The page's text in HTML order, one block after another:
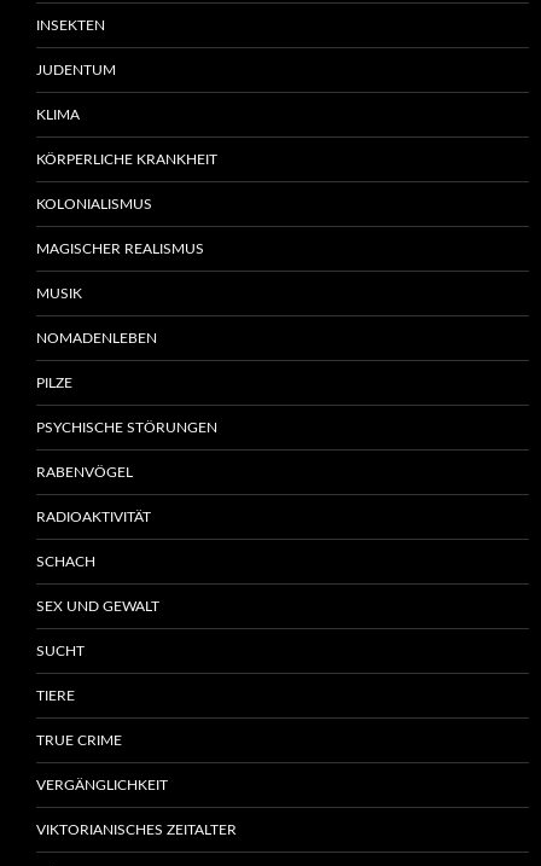
INSEKTEN
JUDENTUM
KLIMA
KÖRPERLICHE KRANKHEIT
KOLONIALISMUS
MAGISCHER REALISMUS
MUSIK
NOMADENLEBEN
PILZE
PSYCHISCHE STÖRUNGEN
RABENVÖGEL
RADIOAKTIVITÄT
SCHACH
SEX UND GEWALT
SUCHT
TIERE
TRUE CRIME
VERGÄNGLICHKEIT
VIKTORIANISCHES ZEITALTER